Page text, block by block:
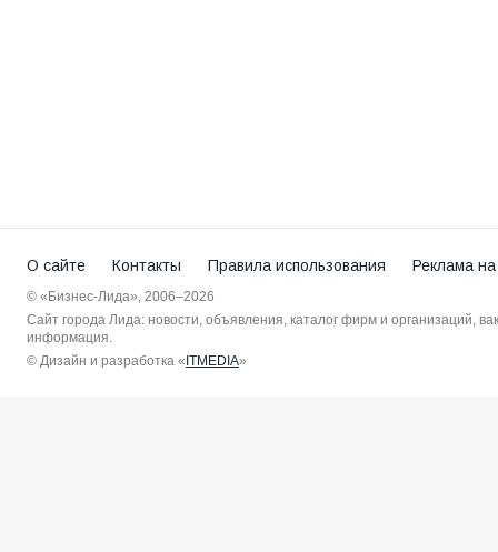
О сайте Контакты Правила использования Реклама
© «Бизнес-Лида», 2006–2026
Сайт города Лида: новости, объявления, каталог фирм и организаций,
информация.
© Дизайн и разработка « ITMEDIA»